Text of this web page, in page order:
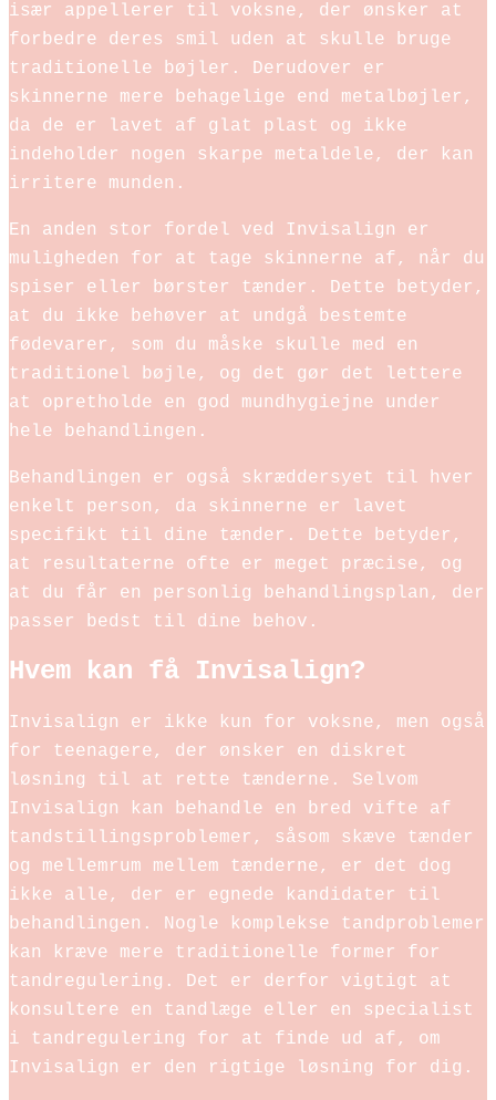
især appellerer til voksne, der ønsker at
forbedre deres smil uden at skulle bruge
traditionelle bøjler. Derudover er
skinnerne mere behagelige end metalbøjler,
da de er lavet af glat plast og ikke
indeholder nogen skarpe metaldele, der kan
irritere munden.
En anden stor fordel ved Invisalign er
muligheden for at tage skinnerne af, når du
spiser eller børster tænder. Dette betyder,
at du ikke behøver at undgå bestemte
fødevarer, som du måske skulle med en
traditionel bøjle, og det gør det lettere
at opretholde en god mundhygiejne under
hele behandlingen.
Behandlingen er også skræddersyet til hver
enkelt person, da skinnerne er lavet
specifikt til dine tænder. Dette betyder,
at resultaterne ofte er meget præcise, og
at du får en personlig behandlingsplan, der
passer bedst til dine behov.
Hvem kan få Invisalign?
Invisalign er ikke kun for voksne, men også
for teenagere, der ønsker en diskret
løsning til at rette tænderne. Selvom
Invisalign kan behandle en bred vifte af
tandstillingsproblemer, såsom skæve tænder
og mellemrum mellem tænderne, er det dog
ikke alle, der er egnede kandidater til
behandlingen. Nogle komplekse tandproblemer
kan kræve mere traditionelle former for
tandregulering. Det er derfor vigtigt at
konsultere en tandlæge eller en specialist
i tandregulering for at finde ud af, om
Invisalign er den rigtige løsning for dig.